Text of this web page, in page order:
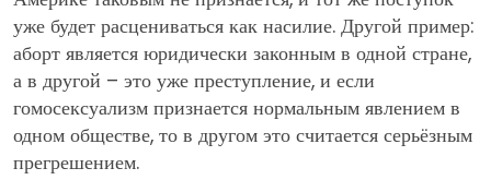
уже будет расцениваться как насилие. Другой пример:
аборт является юридически законным в одной стране,
а в другой – это уже преступление, и если
гомосексуализм признается нормальным явлением в
одном обществе, то в другом это считается серьёзным
прегрешением.